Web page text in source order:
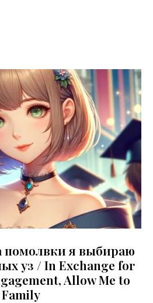
помолвки я выбираю
уз / In Exchange for
Allow Me to